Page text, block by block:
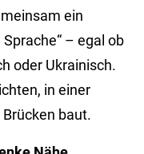
ein
– egal ob
oder Ukrainisch.
in einer
baut.